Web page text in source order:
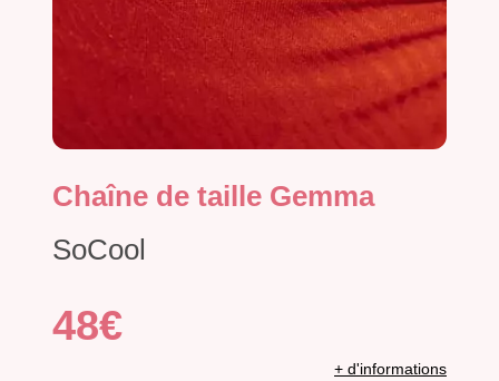
Chaîne de taille Gemma
SoCool
48€
+ d'informations